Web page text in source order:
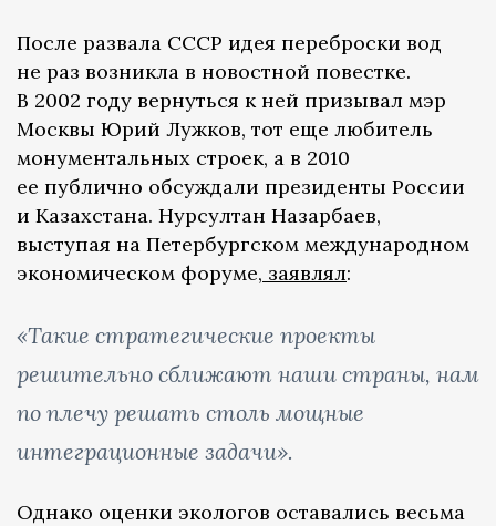
После развала СССР идея переброски вод
не раз возникла в новостной повестке.
В 2002 году вернуться к ней призывал мэр
Москвы Юрий Лужков, тот еще любитель
монументальных строек, а в 2010
ее публично обсуждали президенты России
и Казахстана.​ Нурсултан Назарбаев,
выступая на Петербургском международном
экономическом форуме, заявлял:
«Такие стратегические проекты
решительно сближают наши страны, нам
по плечу решать столь мощные
интеграционные задачи».
Однако оценки экологов оставались весьма